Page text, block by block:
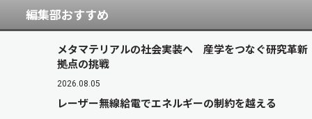
編集部おすすめ
メタマテリアルの社会実装へ 産学をつなぐ研究革新
拠点の挑戦
2026.08.05
レーザー無線給電でエネルギーの制約を越える